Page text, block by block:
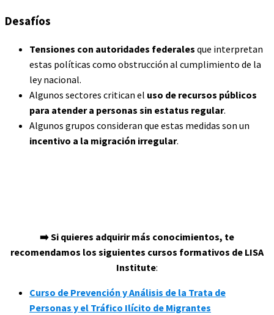
Desafíos
Tensiones con autoridades federales que interpretan
estas políticas como obstrucción al cumplimiento de la
ley nacional.
Algunos sectores critican el uso de recursos públicos
para atender a personas sin estatus regular.
Algunos grupos consideran que estas medidas son un
incentivo a la migración irregular.
➡️ Si quieres adquirir más conocimientos, te
recomendamos los siguientes cursos formativos de LISA
Institute:
Curso de Prevención y Análisis de la Trata de
Personas y el Tráfico Ilícito de Migrantes